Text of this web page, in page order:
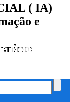
Rondônia
( IA)
e